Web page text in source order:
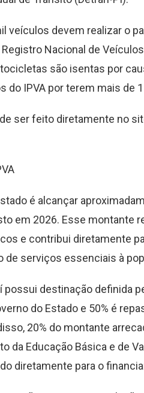
veículos devem realizar o
Nacional de
são isentas por
do IPVA por terem mais de
ser feito diretamente no
é alcançar
em 2026. Esse montante
e contribui diretamente
serviços essenciais à
possui destinação definida
do Estado e 50% é
20% do montante
da Educação Básica e de
diretamente para o